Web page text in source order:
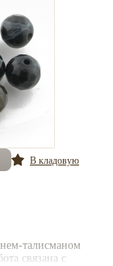
В кладовую
талисманом
связана с